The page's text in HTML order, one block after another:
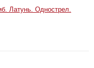
Латунь. Однострел.